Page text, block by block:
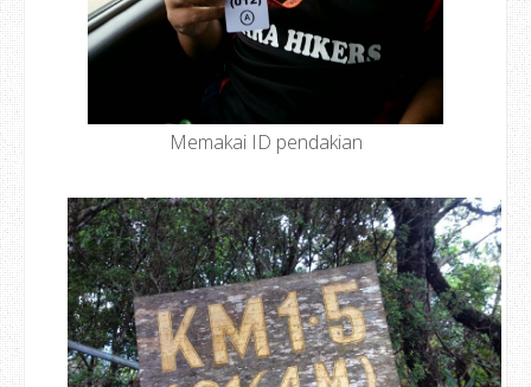
Memakai ID pendakian